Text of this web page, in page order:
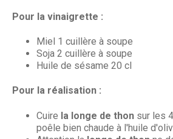
Pour la vinaigrette :
Miel 1 cuillère à soupe
Soja 2 cuillère à soupe
Huile de sésame 20 cl
Pour la réalisation :
Cuire la longe de thon sur les
poêle bien chaude à l'huile